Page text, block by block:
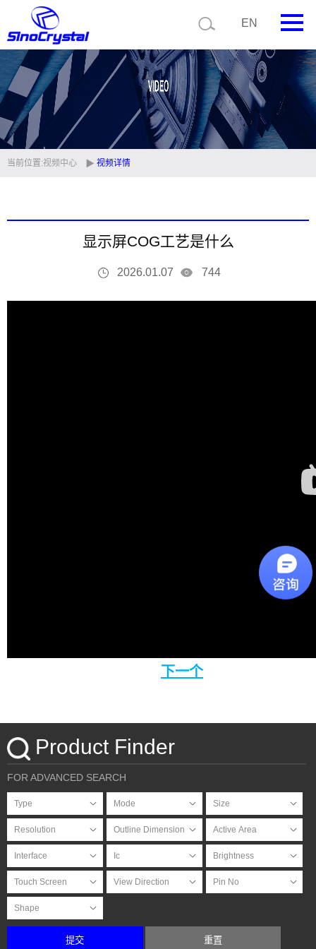
EN
首页
公司简介
产品中心
技术支持
新闻中心
当前位置:视频中心 视频详情
显示屏COG工艺是什么
2026.01.07 744
下一个
Product Finder
FOR ADVANCED SEARCH
提交 重置